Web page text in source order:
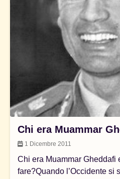
Chi era Muammar
1 Dicembre 2011
Chi era Muammar Gheddafi
fare?Quando l’Occidente si